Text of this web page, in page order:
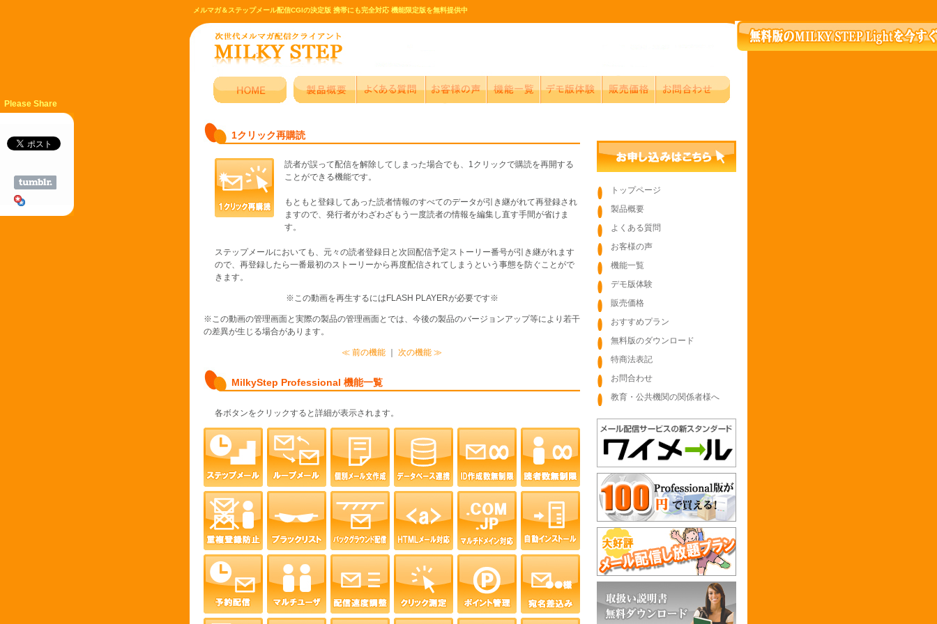
メルマガ＆ステップメール配信CGIの決定版 携帯にも完全対応 機能限定版を無料提供中
1クリック再購読
読者が誤って配信を解除してしまった場合でも、1クリックで購読を再開する
ことができる機能です。
もともと登録してあった読者情報のすべてのデータが引き継がれて再登録され
ますので、発行者がわざわざもう一度読者の情報を編集し直す手間が省けま
す。
ステップメールにおいても、元々の読者登録日と次回配信予定ストーリー番号が引き継がれます
ので、再登録したら一番最初のストーリーから再度配信されてしまうという事態を防ぐことがで
きます。
※この動画を再生するにはFLASH PLAYERが必要です※
※この動画の管理画面と実際の製品の管理画面とでは、今後の製品のバージョンアップ等により若干
の差異が生じる場合があります。
≪ 前の機能 ｜ 次の機能 ≫
MilkyStep Professional 機能一覧
各ボタンをクリックすると詳細が表示されます。
トップページ
製品概要
よくある質問
お客様の声
機能一覧
デモ版体験
販売価格
おすすめプラン
無料版のダウンロード
特商法表記
お問合わせ
教育・公共機関の関係者様へ
Please Share